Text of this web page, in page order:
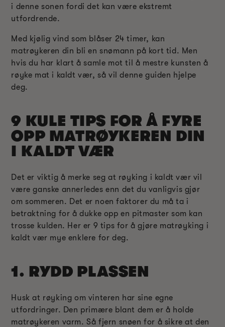
i denne sonen fordi det kan være ekstremt
utfordrende.
Med kjølig vind som blåser 24 timer, kan
matrøykeren din bli en snømann på kort tid. Men
hvis du har klart å samle mot til å mestre kunsten å
røyke mat i kaldt vær, så vil denne guiden hjelpe
deg.
9 KULE TIPS FOR Å FYRE
OPP MATRØYKEREN DIN
I KALDT VÆR
Det er viktig å merke seg at røyking i kaldt vær vil
være ganske annerledes enn det du vanligvis gjør
om sommeren. Det er noen faktorer du må ta i
betraktning for å dukke opp en pitmaster som kan
trosse kulden. Her er 9 tips for å gjøre matrøyking i
kaldt vær mye enklere for deg.
1. RYDD PLASSEN
Husk at røyking om vinteren har sine egne
utfordringer. Den primære blant dem er å holde
matrøykeren varm. Så fjern snøen for å sikre at den